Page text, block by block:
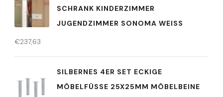
SCHRANK KINDERZIMMER
JUGENDZIMMER SONOMA WEISS
€237,63
SILBERNES 4ER SET ECKIGE
MÖBELFÜSSE 25X25MM MÖBELBEINE